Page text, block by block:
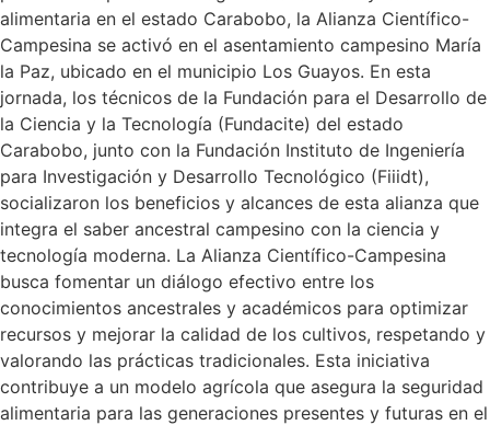
alimentaria en el estado Carabobo, la Alianza Científico-
Campesina se activó en el asentamiento campesino María
la Paz, ubicado en el municipio Los Guayos. En esta
jornada, los técnicos de la Fundación para el Desarrollo de
la Ciencia y la Tecnología (Fundacite) del estado
Carabobo, junto con la Fundación Instituto de Ingeniería
para Investigación y Desarrollo Tecnológico (Fiiidt),
socializaron los beneficios y alcances de esta alianza que
integra el saber ancestral campesino con la ciencia y
tecnología moderna. La Alianza Científico-Campesina
busca fomentar un diálogo efectivo entre los
conocimientos ancestrales y académicos para optimizar
recursos y mejorar la calidad de los cultivos, respetando y
valorando las prácticas tradicionales. Esta iniciativa
contribuye a un modelo agrícola que asegura la seguridad
alimentaria para las generaciones presentes y futuras en el